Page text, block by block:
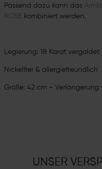
Passend dazu kann das
ROSE kombiniert werden.
Legierung: 18 Karat
Nickelfrei & allergiefreundlich
Größe: 42 cm +
UNSER